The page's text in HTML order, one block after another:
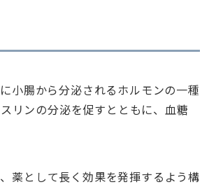
小腸から分泌されるホルモンの一種
リンの分泌を促すとともに、血糖
薬として長く効果を発揮するよう構